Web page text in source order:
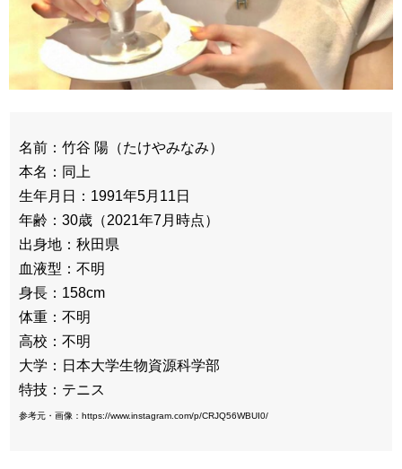
名前：竹谷 陽（たけやみなみ）
本名：同上
生年月日：1991年5月11日
年齢：30歳（2021年7月時点）
出身地：秋田県
血液型：不明
身長：158cm
体重：不明
高校：不明
大学：日本大学生物資源科学部
特技：テニス
参考元・画像：https://www.instagram.com/p/CRJQ56WBUI0/